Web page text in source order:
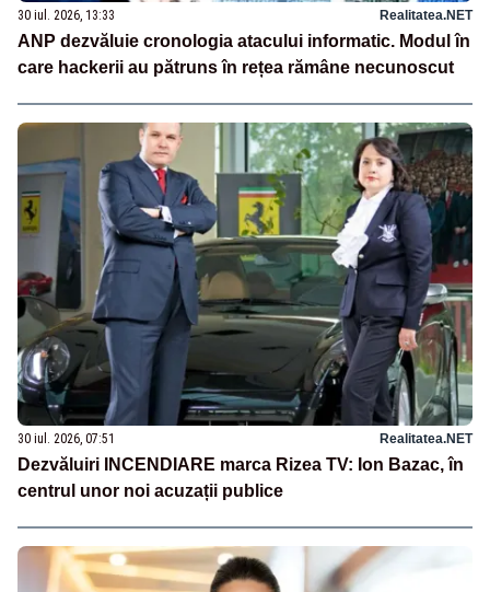
30 iul. 2026, 13:33 Realitatea.NET
ANP dezvăluie cronologia atacului informatic. Modul în
care hackerii au pătruns în rețea rămâne necunoscut
30 iul. 2026, 07:51 Realitatea.NET
Dezvăluiri INCENDIARE marca Rizea TV: Ion Bazac, în
centrul unor noi acuzații publice